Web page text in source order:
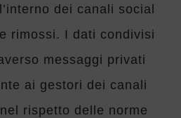
dei canali social
rimossi. I dati condivisi
messaggi privati
ai gestori dei canali
rispetto delle norme